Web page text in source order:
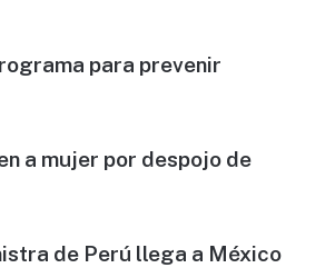
para prevenir
a mujer por despojo de
de Perú llega a México